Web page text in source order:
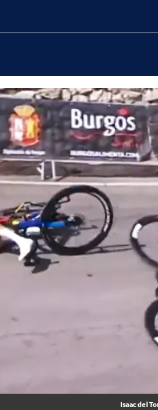
Isaac del